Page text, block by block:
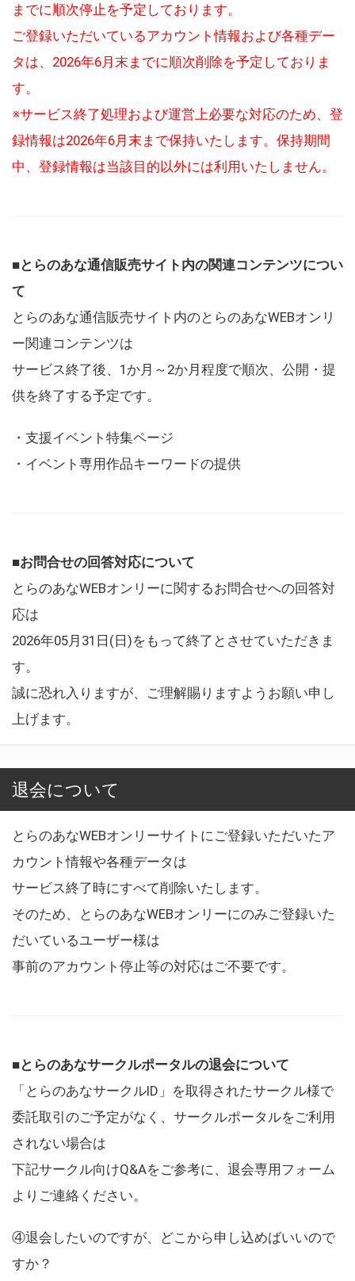
までに順次停止を予定しております。
ご登録いただいているアカウント情報および各種デー
タは、2026年6月末までに順次削除を予定しておりま
す。
※サービス終了処理および運営上必要な対応のため、登
録情報は2026年6月末まで保持いたします。保持期間
中、登録情報は当該目的以外には利用いたしません。
■とらのあな通信販売サイト内の関連コンテンツについ
て
とらのあな通信販売サイト内のとらのあなWEBオンリ
ー関連コンテンツは
サービス終了後、1か月～2か月程度で順次、公開・提
供を終了する予定です。
・支援イベント特集ページ
・イベント専用作品キーワードの提供
■お問合せの回答対応について
とらのあなWEBオンリーに関するお問合せへの回答対
応は
2026年05月31日(日)をもって終了とさせていただきま
す。
誠に恐れ入りますが、ご理解賜りますようお願い申し
上げます。
退会について
とらのあなWEBオンリーサイトにご登録いただいたア
カウント情報や各種データは
サービス終了時にすべて削除いたします。
そのため、とらのあなWEBオンリーにのみご登録いた
だいているユーザー様は
事前のアカウント停止等の対応はご不要です。
■とらのあなサークルポータルの退会について
「とらのあなサークルID」を取得されたサークル様で
委託取引のご予定がなく、サークルポータルをご利用
されない場合は
下記サークル向けQ&Aをご参考に、退会専用フォーム
よりご連絡ください。
④退会したいのですが、どこから申し込めばいいので
すか？